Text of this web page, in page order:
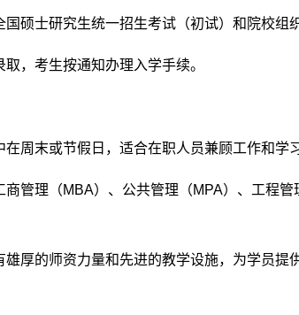
硕士研究生统一招生考试（初试）和院校组
，考生按通知办理入学手续。
在周末或节假日，适合在职人员兼顾工作和学习
管理（MBA）、公共管理（MPA）、工程管
雄厚的师资力量和先进的教学设施，为学员提